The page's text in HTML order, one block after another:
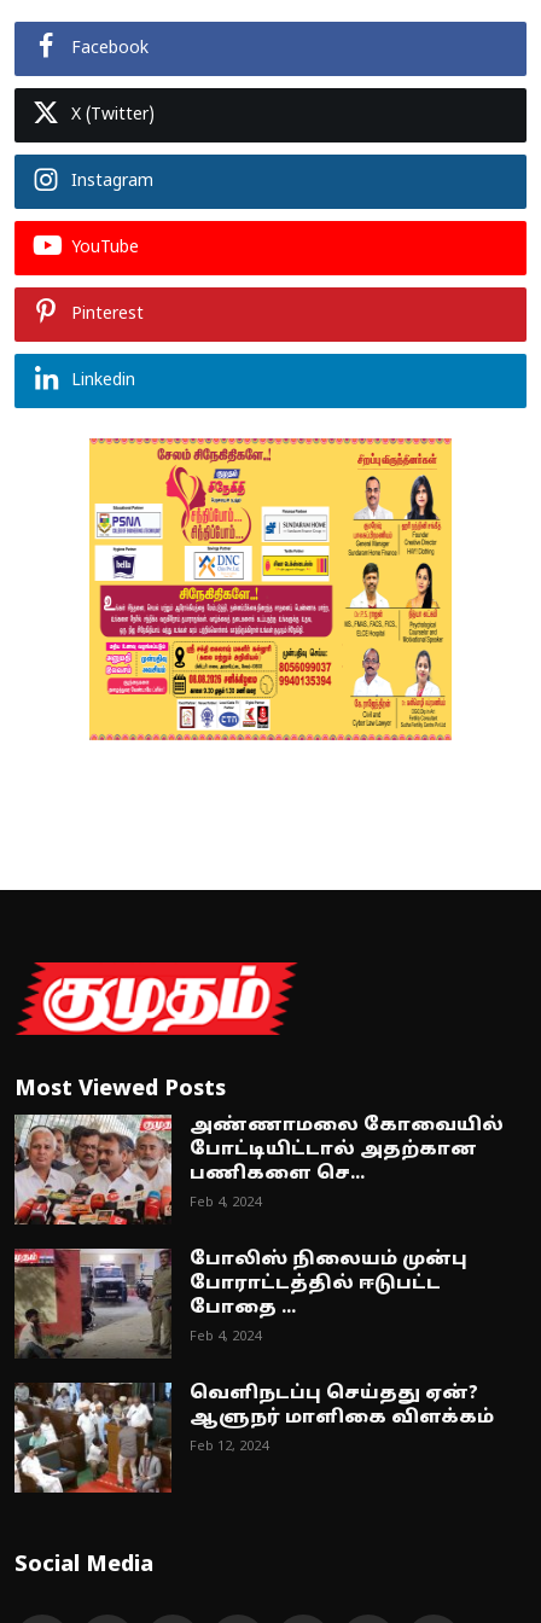
Facebook
X (Twitter)
Instagram
YouTube
Pinterest
Linkedin
Most Viewed Posts
அண்ணாமலை கோவையில்
போட்டியிட்டால் அதற்கான
பணிகளை செ...
Feb 4, 2024
போலிஸ் நிலையம் முன்பு
போராட்டத்தில் ஈடுபட்ட
போதை ...
Feb 4, 2024
வெளிநடப்பு செய்தது ஏன்?
ஆளுநர் மாளிகை விளக்கம்
Feb 12, 2024
Social Media